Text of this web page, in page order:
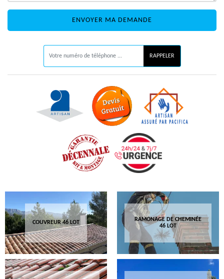
COUVREUR 46 LOT
RAMONAGE DE CHEMINÉE
46 LOT